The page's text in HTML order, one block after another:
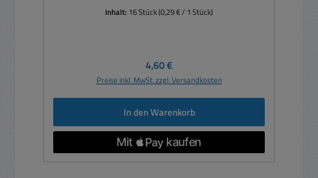
Inhalt: 16 Stück(0,29 € / 1 Stück)
Regulärer Preis:
4,60 €
Preise inkl. MwSt. zzgl. Versandkosten
In den Warenkorb